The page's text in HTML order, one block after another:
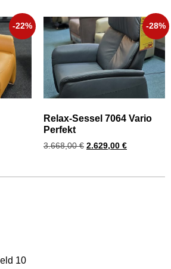
-22% -28%
Relax-Sessel 7064 Vario
Perfekt
3.668,00€ 2.629,00 €
10